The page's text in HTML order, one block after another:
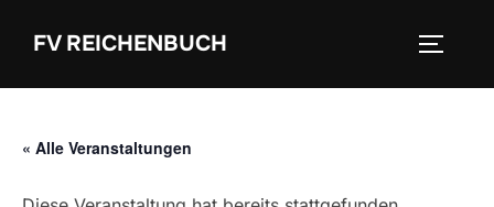
InhaltFV REICHENBUCH
« Alle Veranstaltungen